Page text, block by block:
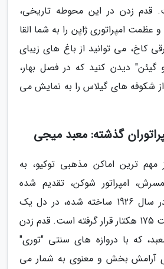
قدم زدن در این محوطه تاریخی،
امپراتوری ژاپن را به شما القا
می توانید از باغ های زیبای
گیئن" دیدن کنید که در فصل بهار،
شکوفه های گیلاس را به نمایش می
گذشته: معبد میجی
ترین اماکن مذهبی توکیو، به
امپراتور شوکن، تقدیم شده
است. این معبد که در سال 1926 ساخته شده، در دل یک
جنگل سرسبز به وسعت 175 هکتار قرار گرفته است. قدم زدن
که با دروازه های سنتی "توری"
آرامش بخش و معنوی به شمار می